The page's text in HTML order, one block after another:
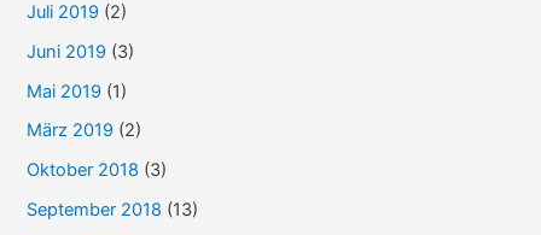
Juli 2019 (2)
Juni 2019 (3)
Mai 2019 (1)
März 2019 (2)
Oktober 2018 (3)
September 2018 (13)